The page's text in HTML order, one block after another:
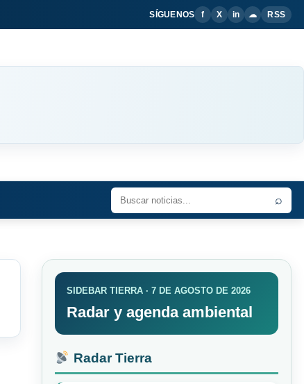
SÍGUENOS f X in ☁ RSS
⌕
SIDEBAR TIERRA · 7 DE AGOSTO DE 2026
Radar y agenda ambiental
Radar Tierra